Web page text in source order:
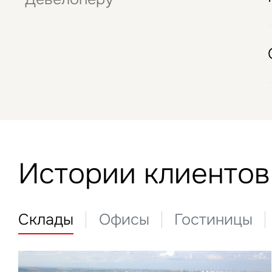
Истории клиентов
Склады Офисы Гостиницы